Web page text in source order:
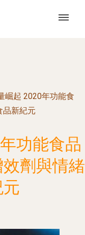
崛起 2020年功能食
品新紀元
功能食品
劑與情緒